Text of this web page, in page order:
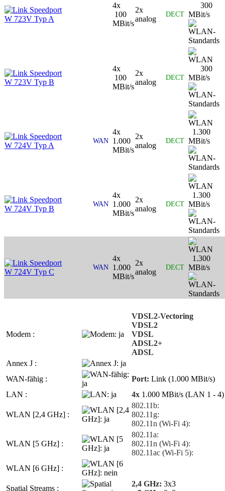
Speedport
W 723V Typ A
4x
100
MBit/s
2x
analog
DECT
300
MBit/s
Speedport
W 723V Typ B
4x
100
MBit/s
2x
analog
DECT
300
MBit/s
Speedport
W 724V Typ A
WAN
4x
1.000
MBit/s
2x
analog
DECT
1.300
MBit/s
Speedport
W 724V Typ B
WAN
4x
1.000
MBit/s
2x
analog
DECT
1.300
MBit/s
Speedport
W 724V Typ C
WAN
4x
1.000
MBit/s
2x
analog
DECT
1.300
MBit/s
Modem :
VDSL2-Vectoring
VDSL2
VDSL
ADSL2+
ADSL
Annex J :
WAN-fähig :
Port: Link (1.000 MBit/s)
LAN :
4x 1.000 MBit/s (LAN 1 - 4)
WLAN [2,4 GHz] :
802.11b:
802.11g:
802.11n (Wi-Fi 4):
WLAN [5 GHz] :
802.11a:
802.11n (Wi-Fi 4):
802.11ac (Wi-Fi 5):
WLAN [6 GHz] :
Spatial Streams :
2,4 GHz: 3x3